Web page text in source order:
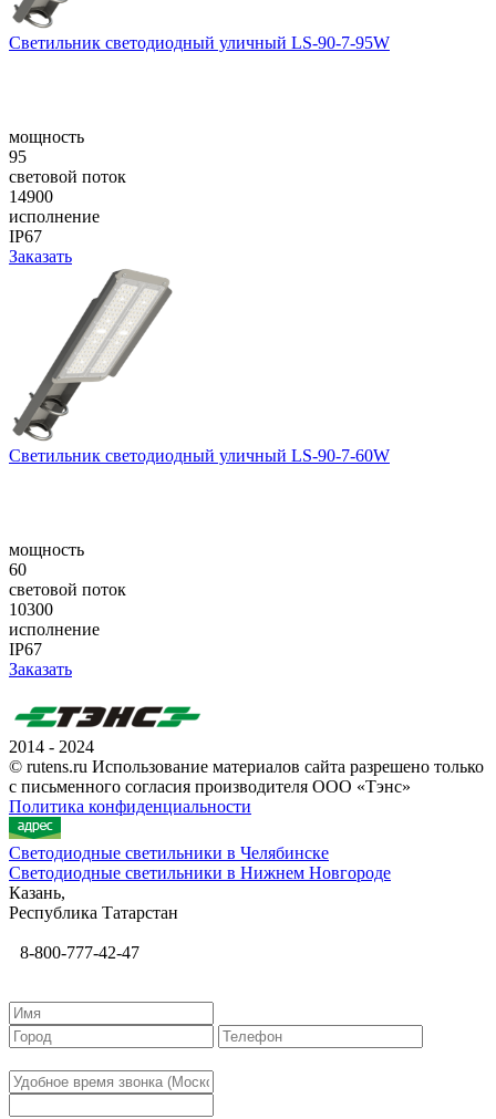
Светильник светодиодный уличный LS-90-7-95W
мощность
95
световой поток
14900
исполнение
IP67
Заказать
Светильник светодиодный уличный LS-90-7-60W
мощность
60
световой поток
10300
исполнение
IP67
Заказать
2014 - 2024
© rutens.ru Использование материалов сайта разрешено только
с письменного согласия производителя ООО «Тэнс»
Политика конфиденциальности
Светодиодные светильники в Челябинске
Светодиодные светильники в Нижнем Новгороде
Казань,
Республика Татарстан
8-800-777-42-47